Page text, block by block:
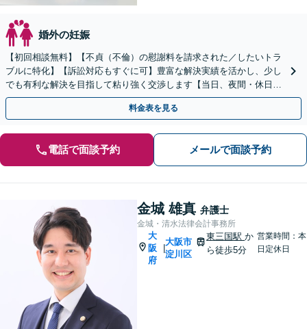
婚外の妊娠
【初回相談無料】【不貞（不倫）の慰謝料を請求された／したいトラ
ブルに特化】【訴訟対応もすぐに可】豊富な解決実績を活かし、少し
でも有利な解決を目指して粘り強く交渉します【当日、夜間・休日相
談可】
料金表を見る
電話で面談予約 メールで面談予約
金城 雄真 弁護士
金城・清水法律会計事務所
大
阪
府
|
大阪市
淀川区
東三国駅か
ら徒歩5分
営業時間：本
日定休日